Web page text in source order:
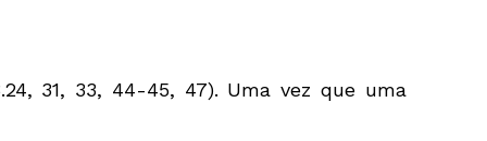
31, 33, 44-45, 47). Uma vez que uma